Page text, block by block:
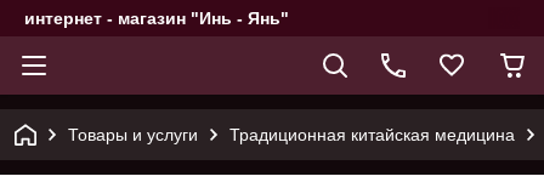
интернет - магазин "Инь - Янь"
Товары и услуги Традиционная китайская медицина